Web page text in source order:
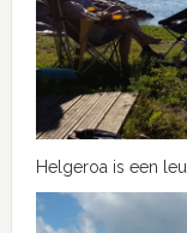
Helgeroa is een